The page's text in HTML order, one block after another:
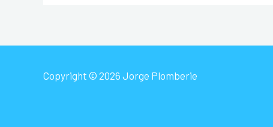
Copyright © 2026 Jorge Plomberie